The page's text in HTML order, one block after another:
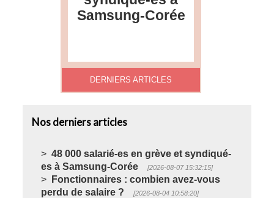
Samsung-Corée
DERNIERS ARTICLES
Nos derniers articles
48 000 salarié-es en grève et syndiqué-
es à Samsung-Corée
2026-08-07 15:32:15
Fonctionnaires : combien avez-vous
perdu de salaire ?
2026-08-04 10:58:20